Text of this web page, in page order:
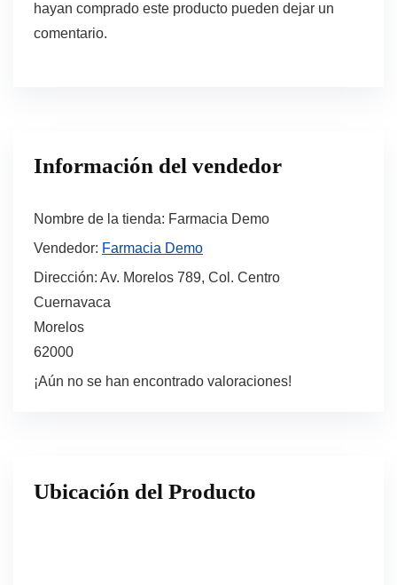
hayan comprado este producto pueden dejar un
comentario.
Información del vendedor
Nombre de la tienda: Farmacia Demo
Vendedor: Farmacia Demo
Dirección: Av. Morelos 789, Col. Centro
Cuernavaca
Morelos
62000
¡Aún no se han encontrado valoraciones!
Ubicación del Producto